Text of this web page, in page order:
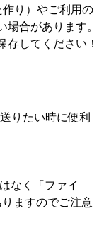
り）やご利用の
合があります。
してください！
りたい時に便利
なく「ファイ
ますのでご注意